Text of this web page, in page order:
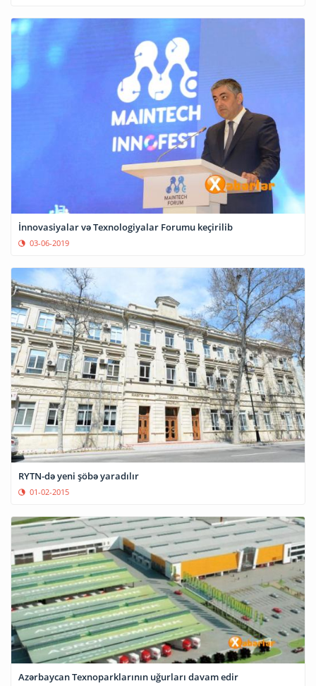
İnnovasiyalar və Texnologiyalar Forumu keçirilib
03-06-2019
RYTN-də yeni şöbə yaradılır
01-02-2015
Azərbaycan Texnoparklarının uğurları davam edir